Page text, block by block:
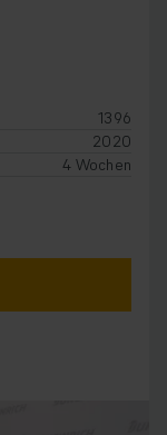
1396
2020
4 Wochen